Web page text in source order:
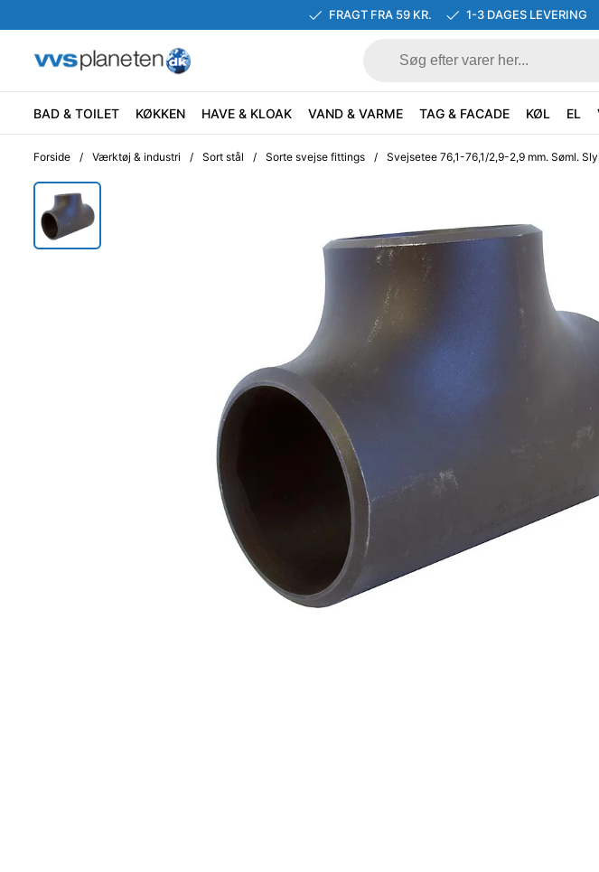
FRAGT FRA 59 KR. 1-3 DAGES LEVERING
BAD & TOILET KØKKEN HAVE & KLOAK VAND & VARME TAG & FACADE KØL EL
Forside / Værktøj & industri / Sort stål / Sorte svejse fittings / Svejsetee 76,1-76,1/2,9-2,9 mm. Søml.